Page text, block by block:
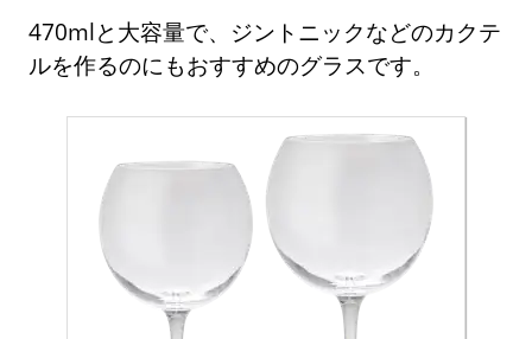
470mlと大容量で、ジントニックなどのカクテ
ルを作るのにもおすすめのグラスです。